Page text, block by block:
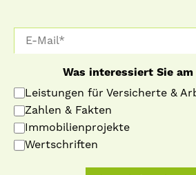
Was interessiert Sie
Leistungen für Versicherte &
Zahlen & Fakten
Immobilienprojekte
Wertschriften